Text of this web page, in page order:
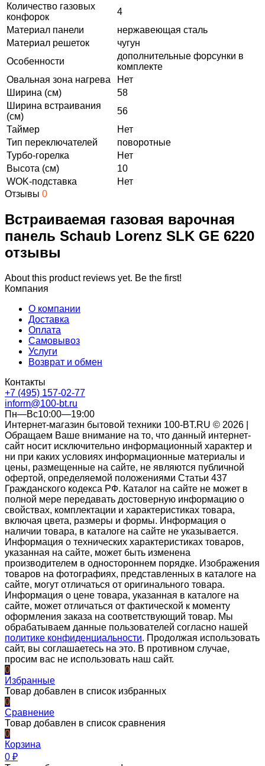
Количество газовых
конфорок
4
Материал панели
нержавеющая сталь
Материал решеток
чугун
Особенности
дополнительные форсунки в
комплекте
Овальная зона нагрева
Нет
Ширина (см)
58
Ширина встраивания
(см)
56
Таймер
Нет
Тип переключателей
поворотные
Турбо-горелка
Нет
Высота (см)
10
WOK-подставка
Нет
Отзывы 0
Встраиваемая газовая варочная
панель Schaub Lorenz SLK GE 6220
отзывы
About this product reviews yet. Be the first!
Компания
О компании
Доставка
Оплата
Самовывоз
Услуги
Возврат и обмен
Контакты
+7 (495) 157-02-77
inform@100-bt.ru
Пн—Вс10:00—19:00
Интернет-магазин бытовой техники 100-BT.RU © 2026 |
Обращаем Ваше внимание на то, что данный интернет-
сайт носит исключительно информационный характер и
ни при каких условиях информационные материалы и
цены, размещенные на сайте, не являются публичной
офертой, определяемой положениями Статьи 437
Гражданского кодекса РФ. Каталог на сайте не может в
полной мере передавать достоверную информацию о
свойствах, комплектации и характеристиках товара,
включая цвета, размеры и формы. Информация о
наличии товара, в каталоге на сайте не указывается.
Информация о технических характеристиках товаров,
указанная на сайте, может быть изменена
производителем в одностороннем порядке. Изображения
товаров на фотографиях, представленных в каталоге на
сайте, могут отличаться от оригинального товара.
Информация о цене товара, указанная в каталоге на
сайте, может отличаться от фактической к моменту
оформления заказа на соответствующий товар. Мы
обрабатываем данные пользователей согласно нашей
политике конфиденциальности. Продолжая использовать
сайт, вы соглашаетесь на это. В противном случае,
просим вас не использовать наш сайт.
0
Избранные
Товар добавлен в список избранных
0
Сравнение
Товар добавлен в список сравнения
0
Корзина
0 ₽